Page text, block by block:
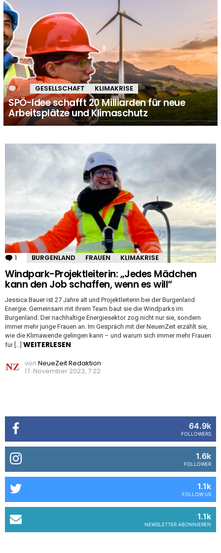
1 Kommentar
GESELLSCHAFT KLIMAKRISE
SPÖ-Idee schafft 20 Milliarden für neue
Arbeitsplätze und Klimaschutz
1 Kommentar
BURGENLAND FRAUEN KLIMAKRISE
Windpark-Projektleiterin: „Jedes Mädchen
kann den Job schaffen, wenn es will“
Jessica Bauer ist 27 Jahre alt und Projektleiterin bei der Burgenland
Energie. Gemeinsam mit ihrem Team baut sie die Windparks im
Burgenland. Der nachhaltige Energiesektor zog nicht nur sie, sondern
immer mehr junge Frauen an. Im Gespräch mit der NeuenZeit erzählt sie,
wie die Klimawende gelingen kann – und warum sich immer mehr Frauen
für […] WEITERLESEN
von NeueZeit Redaktion
17. November 2023, 7:22
64.9k
FOLLOWERS
1.6k
FOLLOWER
1.1k
FOLLOW US
1.1k
NEWSLETTER ABONNIEREN